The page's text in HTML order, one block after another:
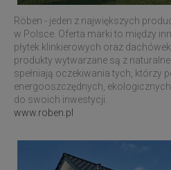
Röben - jeden z największych
w Polsce. Oferta marki to między
płytek klinkierowych oraz
produkty wytwarzane są z
spełniają oczekiwania tych, którzy
energooszczędnych,
do swoich inwestycji.
www.roben.pl